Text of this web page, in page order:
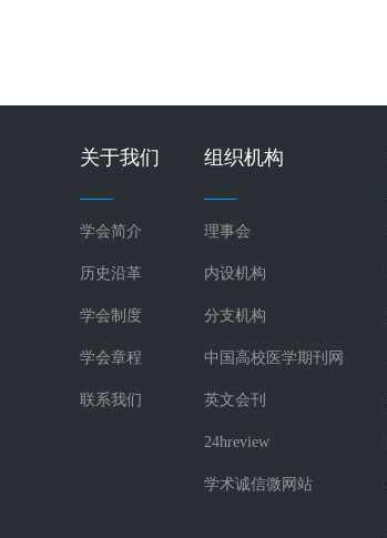
关于我们
学会简介
历史沿革
学会制度
学会章程
联系我们
组织机构
理事会
内设机构
分支机构
中国高校医学期刊网
英文会刊
24hreview
学术诚信微网站